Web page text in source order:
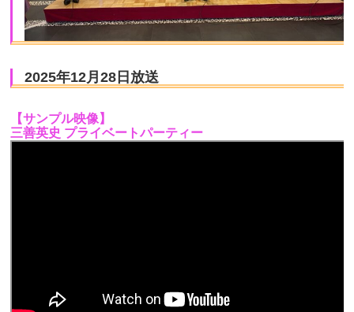
2025年12月28日放送
【サンプル映像】
三善英史 プライベートパーティー